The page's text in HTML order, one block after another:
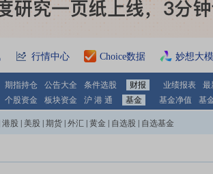
行情中心 Choice数据 妙想大
期指持仓 公告大全 条件选股 财报 业绩报表 最
个股资金 板块资金 沪 港 通 基金 基金净值 基
港股 美股 期货 外汇 黄金 自选股 自选基金